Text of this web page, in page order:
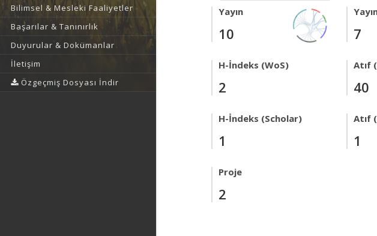
Bilimsel & Mesleki Faaliyetler
Başarılar & Tanınırlık
Duyurular & Dokümanlar
İletişim
Özgeçmiş Dosyası İndir
Yayın
10 7
H-İndeks (WoS)
2
Atıf
40
H-İndeks (Scholar)
1
Atıf
1
Proje
2